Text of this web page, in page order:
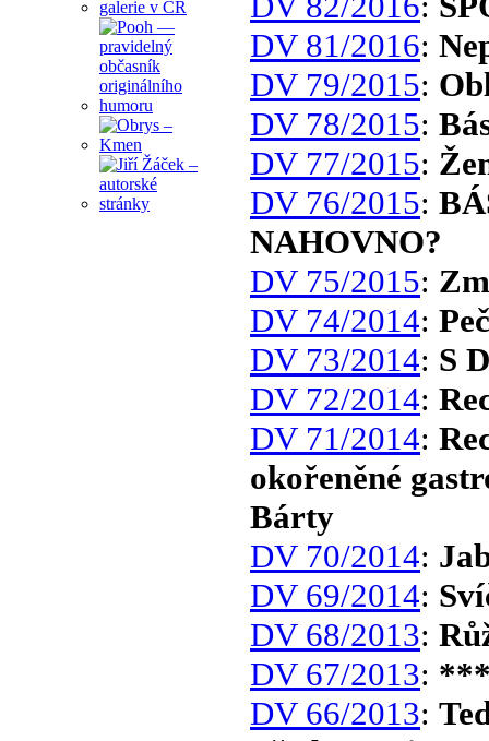
DV 81/2016:
DV 79/2015:
DV 78/2015:
DV 77/2015:
DV 76/2015:
NAHOVNO?
DV 75/2015:
DV 74/2014:
DV 73/2014: S
DV 72/2014:
DV 71/2014:
okořeněné
Bárty
DV 70/2014:
DV 69/2014:
DV 68/2013:
DV 67/2013:
DV 66/2013: